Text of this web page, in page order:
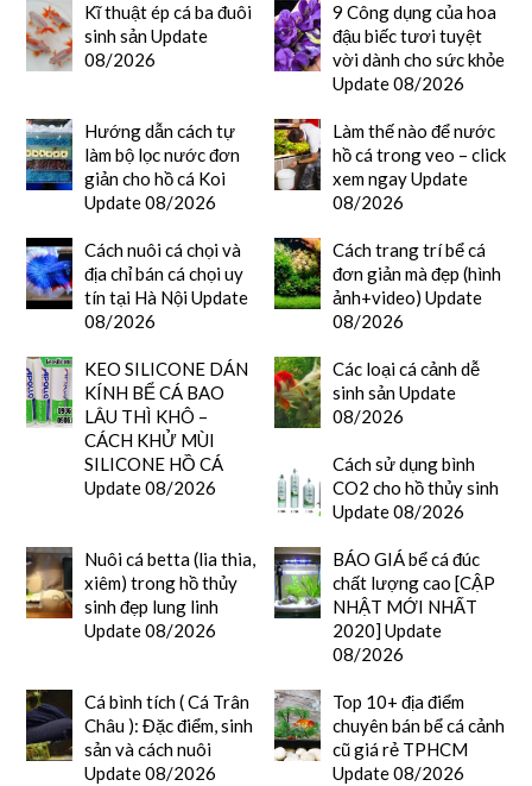
Kĩ thuật ép cá ba đuôi
sinh sản Update
08/2026
9 Công dụng của hoa
đậu biếc tươi tuyệt
vời dành cho sức khỏe
Update 08/2026
Hướng dẫn cách tự
làm bộ lọc nước đơn
giản cho hồ cá Koi
Update 08/2026
Làm thế nào để nước
hồ cá trong veo – click
xem ngay Update
08/2026
Cách nuôi cá chọi và
địa chỉ bán cá chọi uy
tín tại Hà Nội Update
08/2026
Cách trang trí bể cá
đơn giản mà đẹp (hình
ảnh+video) Update
08/2026
KEO SILICONE DÁN
KÍNH BỂ CÁ BAO
LÂU THÌ KHÔ –
CÁCH KHỬ MÙI
SILICONE HỒ CÁ
Update 08/2026
Các loại cá cảnh dễ
sinh sản Update
08/2026
Cách sử dụng bình
CO2 cho hồ thủy sinh
Update 08/2026
Nuôi cá betta (lia thia,
xiêm) trong hồ thủy
sinh đẹp lung linh
Update 08/2026
BÁO GIÁ bể cá đúc
chất lượng cao [CẬP
NHẬT MỚI NHẤT
2020] Update
08/2026
Cá bình tích ( Cá Trân
Châu ): Đặc điểm, sinh
sản và cách nuôi
Update 08/2026
Top 10+ địa điểm
chuyên bán bể cá cảnh
cũ giá rẻ TPHCM
Update 08/2026